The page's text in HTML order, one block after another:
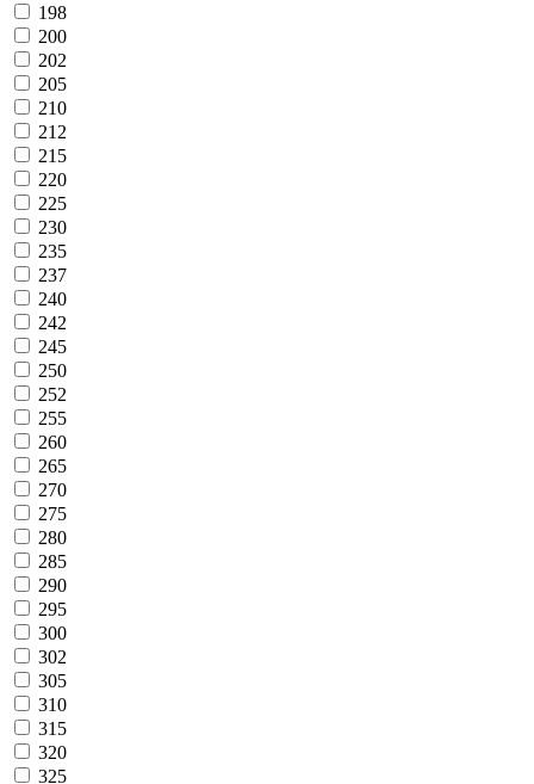
198
200
202
205
210
212
215
220
225
230
235
237
240
242
245
250
252
255
260
265
270
275
280
285
290
295
300
302
305
310
315
320
325